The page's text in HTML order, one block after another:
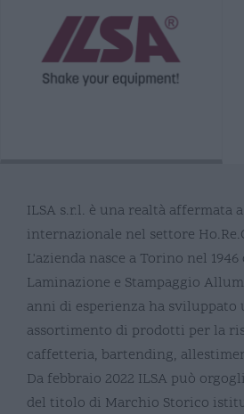
ILSA s.r.l. è una realtà affermata
internazionale nel settore
L'azienda nasce a Torino nel
Laminazione e Stampaggio
anni di esperienza ha sviluppato
assortimento di prodotti per la
caffetteria, bartending,
Da febbraio 2022 ILSA può
del titolo di Marchio Storico